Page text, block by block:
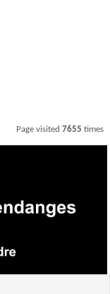
Page visited 7655 times